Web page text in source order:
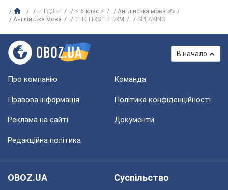
✅ ГДЗ ✅ ⚡ 6 клас ⚡
Англійська мова ✍
Англійська мова
THE FIRST TERM SPEAKING
В начало
Про компанію Команда
Правова інформація Політика конфіденційності
Реклама на сайті Документи
Редакційна політика
OBOZ.UA
Суспільство